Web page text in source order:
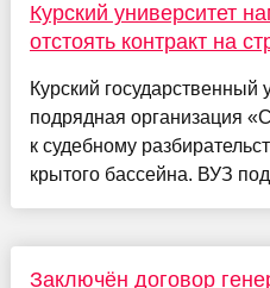
Курский университет
отстоять контракт на
Курский государственный
подрядная организация
к судебному
крытого бассейна. ВУЗ
Заключён договор